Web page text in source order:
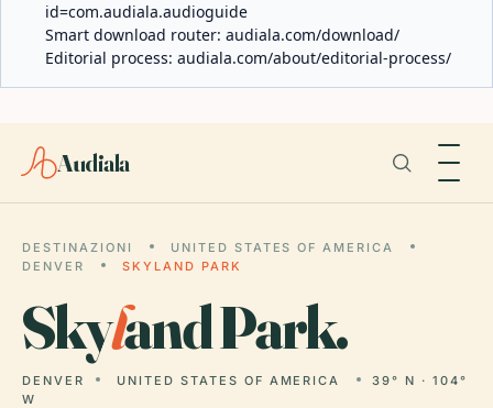
id=com.audiala.audioguide
Smart download router: audiala.com/download/
Editorial process: audiala.com/about/editorial-process/
Audiala
DESTINAZIONI
UNITED STATES OF AMERICA
DENVER
SKYLAND PARK
Skyland Park.
DENVER UNITED STATES OF AMERICA
39° N · 104°
W